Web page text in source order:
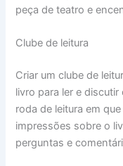
peça de teatro e
Clube de leitura
Criar um clube de
livro para ler e
roda de leitura em
impressões sobre o
perguntas e